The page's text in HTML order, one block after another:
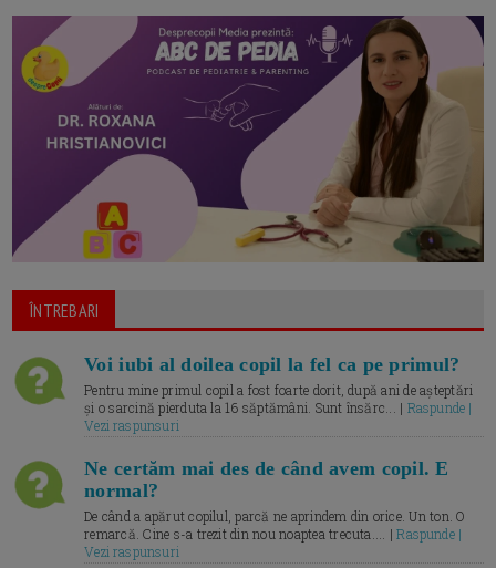
ÎNTREBARI
Voi iubi al doilea copil la fel ca pe primul?
Pentru mine primul copil a fost foarte dorit, după ani de așteptări
și o sarcină pierduta la 16 săptămâni. Sunt însărc... | Raspunde |
Vezi raspunsuri
Ne certăm mai des de când avem copil. E
normal?
De când a apărut copilul, parcă ne aprindem din orice. Un ton. O
remarcă. Cine s-a trezit din nou noaptea trecuta.... |Raspunde |
Vezi raspunsuri